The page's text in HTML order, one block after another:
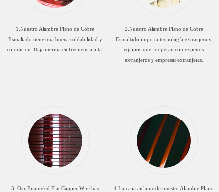
1.Nuestro Alambre Plano de Cobre
Esmaltado tiene una buena soldabilidad y
coloración. Baja merma en frecuencia alta.
2.Nuestro Alambre Plano de Cobre
Esmaltado importa tecnología extranjera y
equipos que cooperan con expertos
extranjeros y empresas extranjeras.
3. Our Enameled Flat Copper Wire has
4.La capa aislante de nuestro Alambre Plano